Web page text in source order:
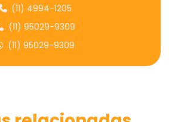
ergonômica
(11) 4994-1205
(11) 95029-9309
(11) 95029-9309